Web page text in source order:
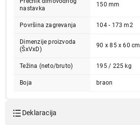
nastavka
150 mm
Površina zagrevanja 104 - 173 m2
Dimenzije proizvoda
(ŠxVxD)
90 x 85 x 60 cm
Težina (neto/bruto) 195 / 225 kg
Boja braon
Deklaracija